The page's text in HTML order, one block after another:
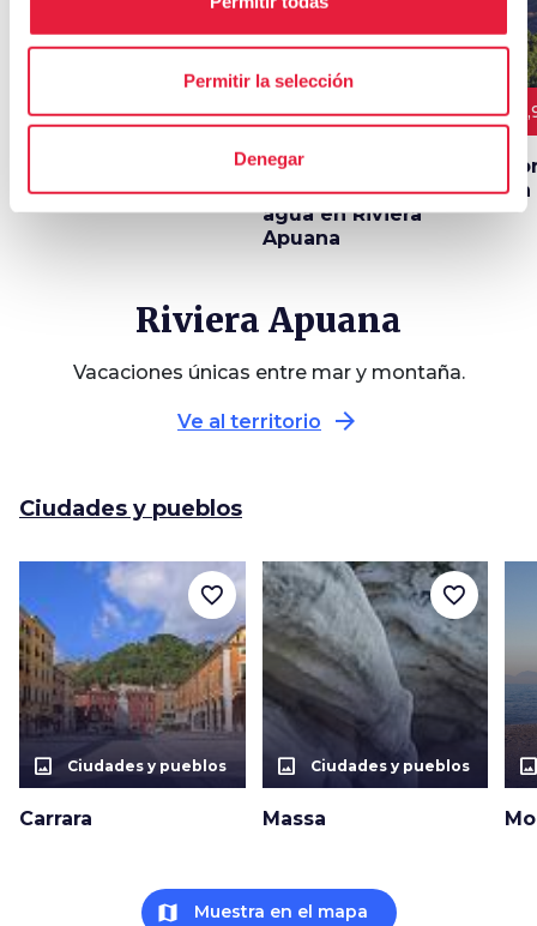
Permitir la selección
Denegar
11 km
oasis de naturaleza
4 km
Entre colinas,
castillos y cursos de
agua en Riviera
Apuana
en
Riviera Apuana
Vacaciones únicas entre mar y montaña.
Ve al territorio arrow_forward
Ciudades y pueblos
photo_size_select_actual Ciudades y pueblos
Carrara
favorite_border
photo_size_select_actual Ciudades y pueblos
Massa
favorite_border
map Muestra en el mapa